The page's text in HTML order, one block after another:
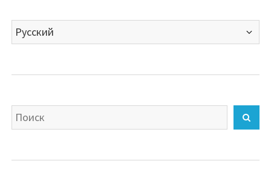
Выбрать
язык
Искать